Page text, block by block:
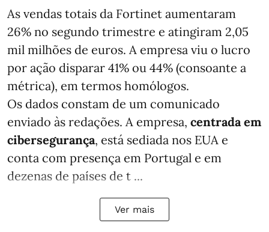
As vendas totais da Fortinet aumentaram
26% no segundo trimestre e atingiram 2,05
mil milhões de euros. A empresa viu o lucro
por ação disparar 41% ou 44% (consoante a
métrica), em termos homólogos.
Os dados constam de um comunicado
enviado às redações. A empresa, centrada em
cibersegurança, está sediada nos EUA e
conta com presença em Portugal e em
dezenas de países de t ...
Ver mais